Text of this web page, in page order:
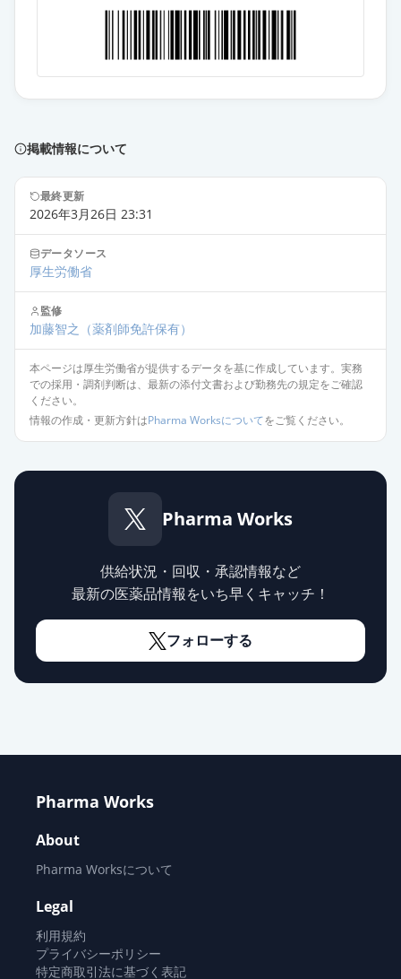
掲載情報について
最終更新
2026年3月26日 23:31
データソース
厚生労働省
監修
加藤智之 （薬剤師免許保有）
本ページは厚生労働省が提供するデータを基に作成しています。実務
での採用・調剤判断は、最新の添付文書および勤務先の規定をご確認
ください。
情報の作成・更新方針はPharma Worksについてをご覧ください。
Pharma Works
供給状況・回収・承認情報など
最新の医薬品情報をいち早くキャッチ！
フォローする
Pharma Works
About
Pharma Worksについて
Legal
利用規約
プライバシーポリシー
特定商取引法に基づく表記